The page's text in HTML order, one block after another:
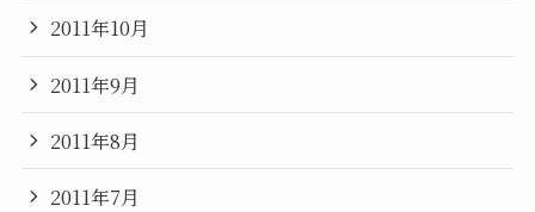
2011年10月
2011年9月
2011年8月
2011年7月